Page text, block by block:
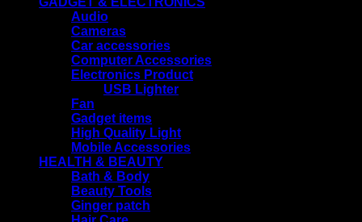
Audio
Cameras
Car accessories
Computer Accessories
Electronics Product
USB Lighter
Fan
Gadget items
High Quality Light
Mobile Accessories
HEALTH & BEAUTY
Bath & Body
Beauty Tools
Ginger patch